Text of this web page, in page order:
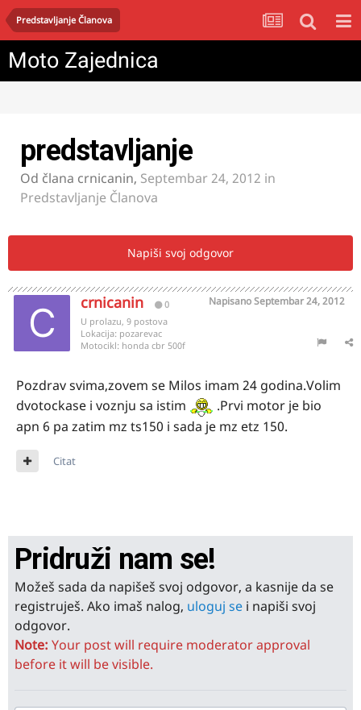
Predstavljanje Članova
Moto Zajednica
predstavljanje
Od člana crnicanin, Septembar 24, 2012 in
Predstavljanje Članova
Napiši svoj odgovor
crnicanin 0 NapisanoSeptembar 24, 2012
U prolazu, 9 postova
Lokacija: pozarevac
Motocikl: honda cbr 500f
Pozdrav svima,zovem se Milos imam 24 godina.Volim
dvotockase i voznju sa istim
.Prvi motor je bio
apn 6 pa zatim mz ts150 i sada je mz etz 150.
Citat
Pridruži nam se!
Možeš sada da napišeš svoj odgovor, a kasnije da se
registruješ. Ako imaš nalog, uloguj se i napiši svoj
odgovor.
Note: Your post will require moderator approval
before it will be visible.